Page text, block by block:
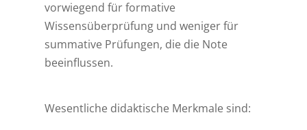
vorwiegend für formative
Wissensüberprüfung und weniger für
summative Prüfungen, die die Note
beeinflussen.
Wesentliche didaktische Merkmale sind: